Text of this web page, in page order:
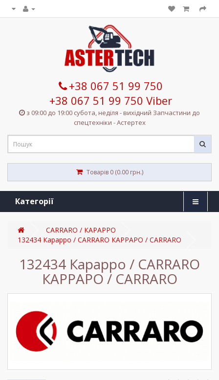
+38 067 51 99 750
+38 067 51 99 750 Viber
з 09:00 до 19:00 субота, неділя - вихідний Запчастини до
спецтехніки - Астертех
Товарів 0 (0.00 грн.)
Категорії
CARRARO / КАРАРРО
132434 Карарро / CARRARO КАРРАРО / CARRARO
132434 Карарро / CARRARO
КАРРАРО / CARRARO